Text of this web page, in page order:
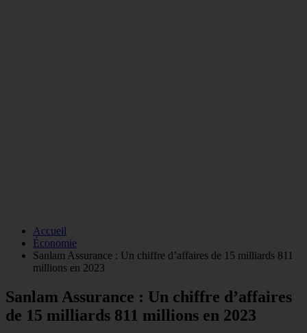
Accueil
Économie
Sanlam Assurance : Un chiffre d’affaires de 15 milliards 811
millions en 2023
Sanlam Assurance : Un chiffre d’affaires
de 15 milliards 811 millions en 2023